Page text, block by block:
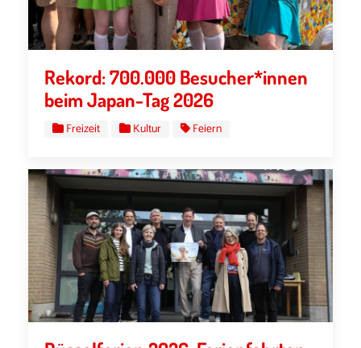
Rekord: 700.000 Besucher*innen
beim Japan-Tag 2026
Freizeit Kultur Feiern